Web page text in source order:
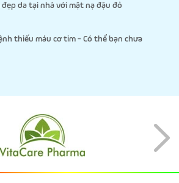
đẹp da tại nhà với mặt nạ đậu đỏ
thiếu máu cơ tim - Có thể bạn chưa